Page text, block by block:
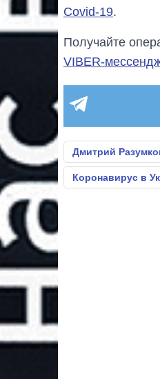
Cоvid-19.
Получайте
VIBER-
Дмитрий
Коронавирус в